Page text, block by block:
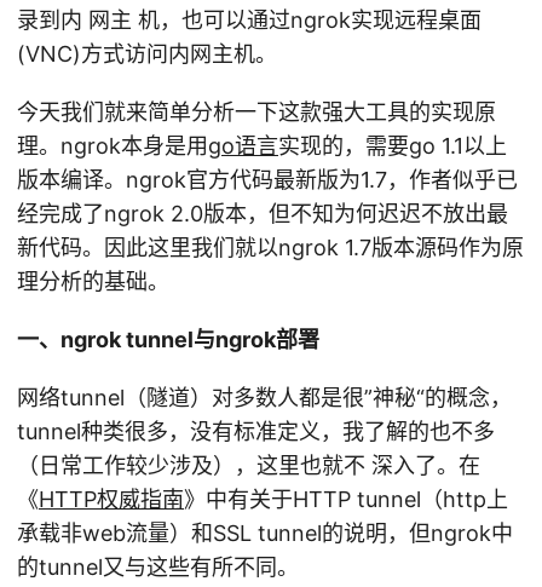
录到内 网主 机，也可以通过ngrok实现远程桌面
(VNC)方式访问内网主机。
今天我们就来简单分析一下这款强大工具的实现原
理。ngrok本身是用go语言实现的，需要go 1.1以上
版本编译。ngrok官方代码最新版为1.7，作者似乎已
经完成了ngrok 2.0版本，但不知为何迟迟不放出最
新代码。因此这里我们就以ngrok 1.7版本源码作为原
理分析的基础。
一、ngrok tunnel与ngrok部署
网络tunnel（隧道）对多数人都是很”神秘“的概念，
tunnel种类很多，没有标准定义，我了解的也不多
（日常工作较少涉及），这里也就不 深入了。在
《HTTP权威指南》中有关于HTTP tunnel（http上
承载非web流量）和SSL tunnel的说明，但ngrok中
的tunnel又与这些有所不同。